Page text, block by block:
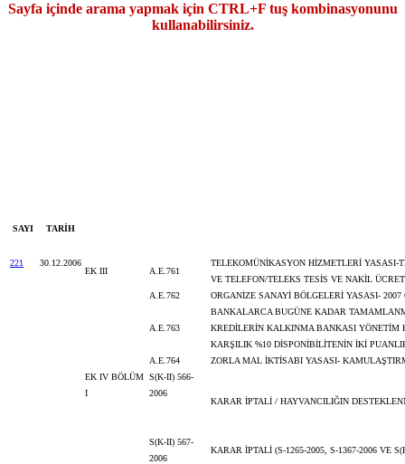
Sayfa içinde arama yapmak için CTRL+F tuş kombinasyonunu
kullanabilirsiniz.
SAYI TARİH
221
30.12.2006
EK III
A.E.761
TELEKOMÜNİKASYON HİZMETLERİ YASASI-
VE TELEFON/TELEKS TESİS VE NAKİL
A.E.762
ORGANİZE SANAYİ BÖLGELERİ YASASI-
A.E.763
BANKALARCA BUGÜNE KADAR
KREDİLERİN KALKINMA BANKASI YÖNETİM
KARŞILIK %10 DİSPONİBİLİTENİN İKİ
A.E.764
ZORLA MAL İKTİSABI YASASI-
EK IV BÖLÜM
I
S(K-II) 566-
2006
KARAR İPTALİ / HAYVANCILIĞIN
S(K-II) 567-
2006
KARAR İPTALİ (S-1265-2005, S-1367-2006 VE